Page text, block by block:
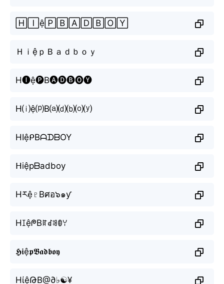
🄷🄸ệ🄿🄱🄰🄳🄱🄾🅈
ＨｉệｐＢａｄｂｏｙ
H🅘ệ🅟B🅐🅓🅑🅞🅨
H⒤ệ⒫B⒜⒟⒝⒪⒴
HIệᑭBᗩᗪᗷOY
ᕼiệpᗷadboy
Hརệ♇Bศอ๖๑ƴ
HꀤệᖘBꍏꀸꌃꂦꌩ
𝕳𝖎ệ𝖕𝕭𝖆𝖉𝖇𝖔𝖞
HίệԹB@∂♭☯¥